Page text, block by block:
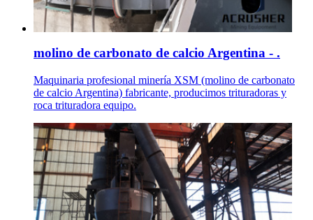
molino de carbonato de calcio Argentina - .
Maquinaria profesional minería XSM (molino de carbonato
de calcio Argentina) fabricante, producimos trituradoras y
roca trituradora equipo.